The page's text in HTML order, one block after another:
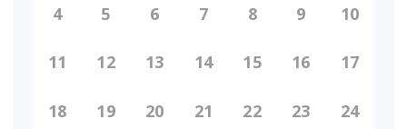
4 5 6 7 8 9 10
11 12 13 14 15 16 17
18 19 20 21 22 23 24